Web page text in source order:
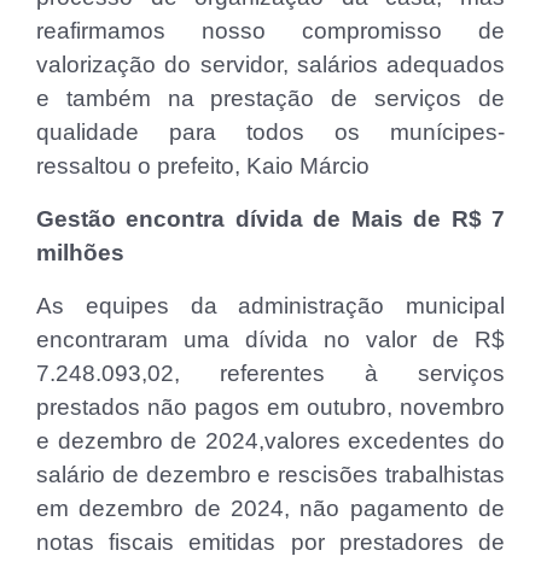
reafirmamos nosso compromisso de
valorização do servidor, salários adequados
e também na prestação de serviços de
qualidade para todos os munícipes-
ressaltou o prefeito, Kaio Márcio
Gestão encontra dívida de Mais de R$ 7
milhões
As equipes da administração municipal
encontraram uma dívida no valor de R$
7.248.093,02, referentes à serviços
prestados não pagos em outubro, novembro
e dezembro de 2024,valores excedentes do
salário de dezembro e rescisões trabalhistas
em dezembro de 2024, não pagamento de
notas fiscais emitidas por prestadores de